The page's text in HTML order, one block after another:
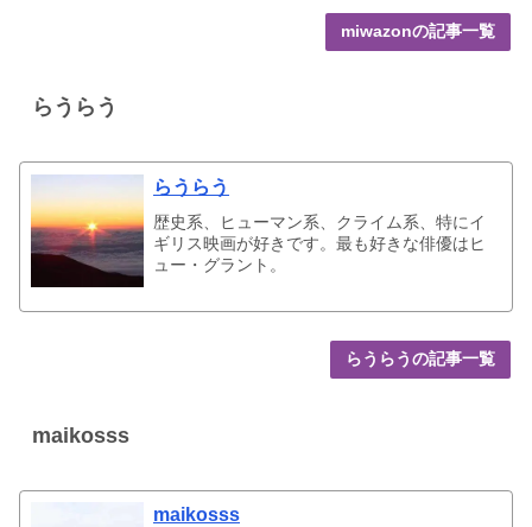
miwazonの記事一覧
らうらう
らうらう
歴史系、ヒューマン系、クライム系、特にイ
ギリス映画が好きです。最も好きな俳優はヒ
ュー・グラント。
らうらうの記事一覧
maikosss
maikosss